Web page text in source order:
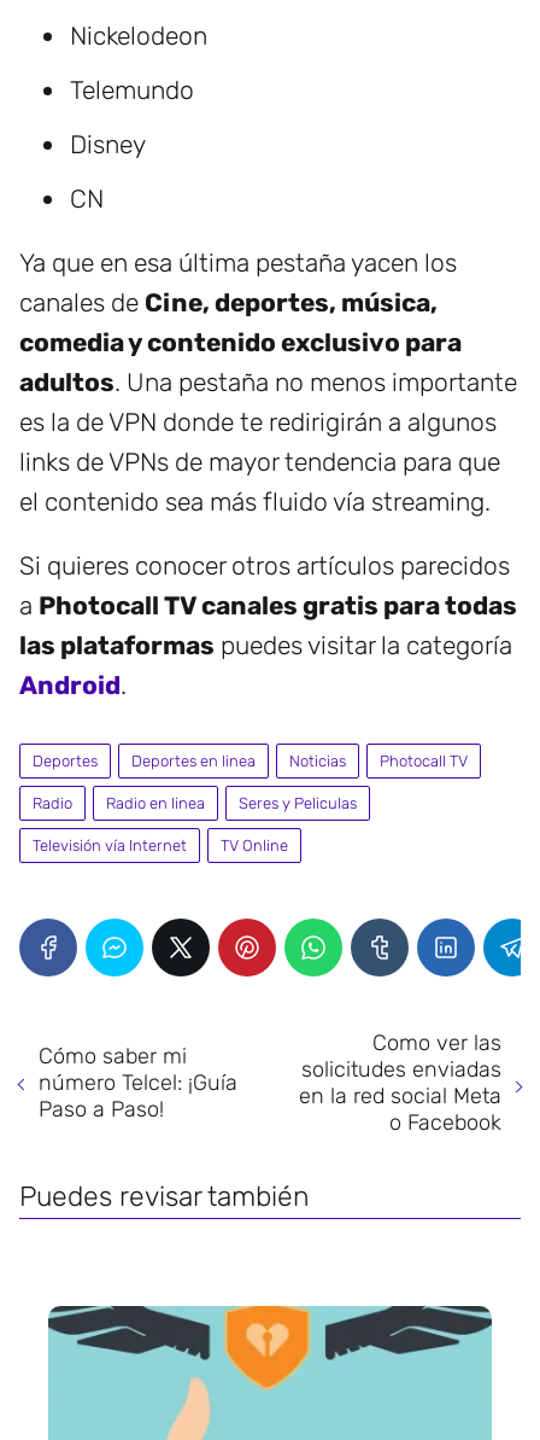
Nickelodeon
Telemundo
Disney
CN
Ya que en esa última pestaña yacen los
canales de Cine, deportes, música,
comedia y contenido exclusivo para
adultos. Una pestaña no menos importante
es la de VPN donde te redirigirán a algunos
links de VPNs de mayor tendencia para que
el contenido sea más fluido vía streaming.
Si quieres conocer otros artículos parecidos
a Photocall TV canales gratis para todas
las plataformas puedes visitar la categoría
Android.
Deportes Deportes en linea Noticias Photocall TV
Radio Radio en linea Seres y Peliculas
Televisión vía Internet TV Online
Cómo saber mi
número Telcel: ¡Guía
Paso a Paso!
Como ver las
solicitudes enviadas
en la red social Meta
o Facebook
Puedes revisar también